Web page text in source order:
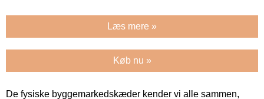
Læs mere »
Køb nu »
De fysiske byggemarkedskæder kender vi alle sammen,